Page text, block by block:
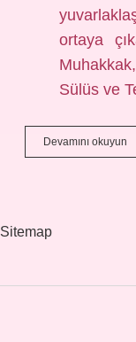
ortaya
Sülüs ve
Devamını okuyun
Sitemap